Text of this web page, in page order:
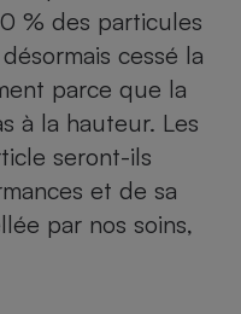
% des particules
cessé la
parce que la
à la hauteur. Les
seront-ils
et de sa
par nos soins,
Plaque de cuisson à
induction
Téléphone mobile -
Smartphone